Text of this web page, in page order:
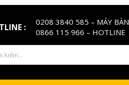
: 0208 3840 585 – MÁY BÀN
0866 115 966 – HOTLINE